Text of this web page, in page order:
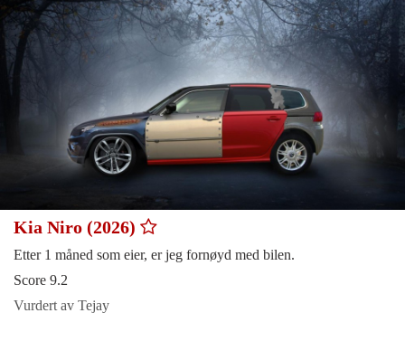
Kia Niro (2026)
Etter 1 måned som eier, er jeg fornøyd med bilen.
Score 9.2
Vurdert av Tejay